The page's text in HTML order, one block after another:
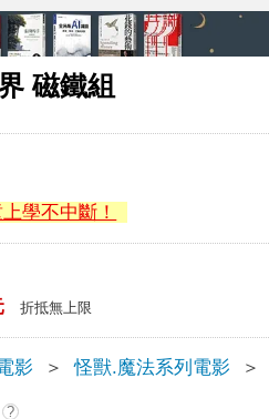
磁鐵組
學不中斷！
折抵無上限
影 ＞ 怪獸.魔法系列電影 ＞
?